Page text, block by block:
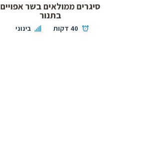
סיגרים ממולאים בשר אפויים
בתנור
40 דקות בינוני